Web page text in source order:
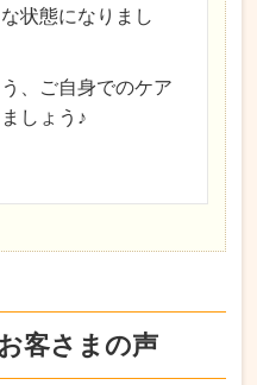
状態になりまし
、ご自身でのケア
しょう♪
客さまの声